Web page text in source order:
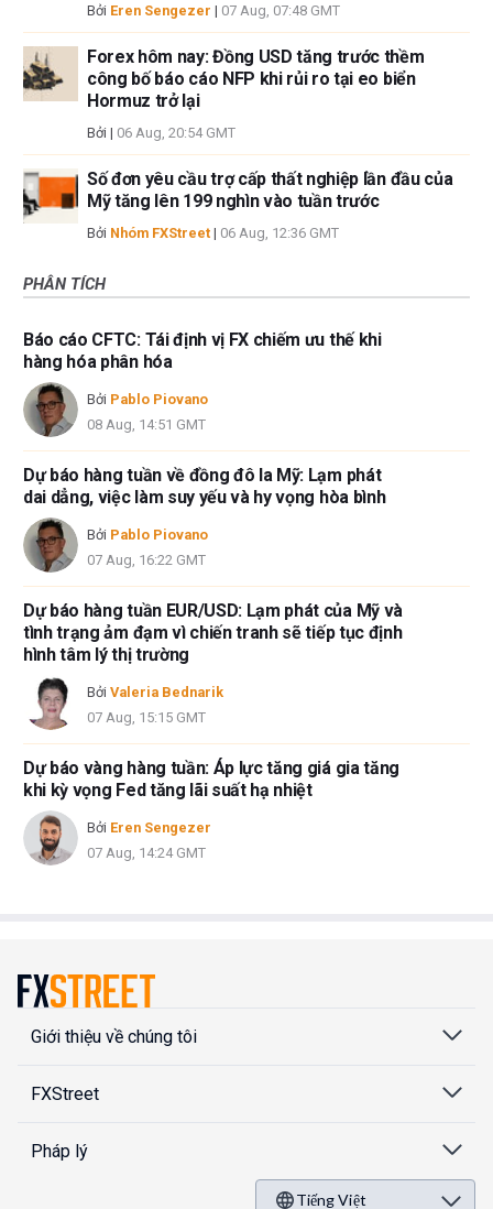
Bởi Eren Sengezer | 07 Aug, 07:48 GMT
Forex hôm nay: Đồng USD tăng trước thềm
công bố báo cáo NFP khi rủi ro tại eo biển
Hormuz trở lại
Bởi | 06 Aug, 20:54 GMT
Số đơn yêu cầu trợ cấp thất nghiệp lần đầu của
Mỹ tăng lên 199 nghìn vào tuần trước
Bởi Nhóm FXStreet | 06 Aug, 12:36 GMT
PHÂN TÍCH
Báo cáo CFTC: Tái định vị FX chiếm ưu thế khi
hàng hóa phân hóa
Bởi Pablo Piovano
08 Aug, 14:51 GMT
Dự báo hàng tuần về đồng đô la Mỹ: Lạm phát
dai dẳng, việc làm suy yếu và hy vọng hòa bình
Bởi Pablo Piovano
07 Aug, 16:22 GMT
Dự báo hàng tuần EUR/USD: Lạm phát của Mỹ và
tình trạng ảm đạm vì chiến tranh sẽ tiếp tục định
hình tâm lý thị trường
Bởi Valeria Bednarik
07 Aug, 15:15 GMT
Dự báo vàng hàng tuần: Áp lực tăng giá gia tăng
khi kỳ vọng Fed tăng lãi suất hạ nhiệt
Bởi Eren Sengezer
07 Aug, 14:24 GMT
Giới thiệu về chúng tôi
FXStreet
Pháp lý
Tiếng Việt